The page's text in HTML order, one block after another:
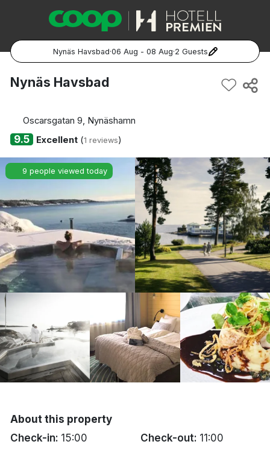
Nynäs Havsbad·06 Aug - 08 Aug·2 Guests
Popular Destinations:
Göteborg
Hela Norge
Oslo
Bergen
Done
Nynäs Havsbad
Oscarsgatan 9, Nynäshamn
9.5 Excellent(1 reviews)
9 people viewed today
About this property
Check-in: 15:00 Check-out: 11:00